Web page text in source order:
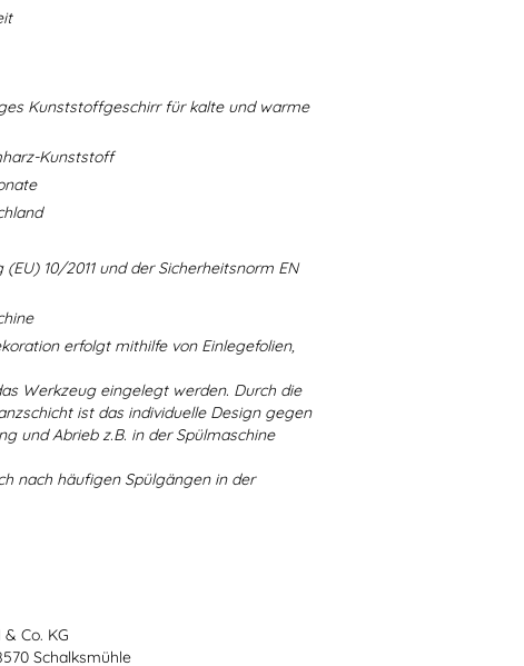
Kunststoffgeschirr für kalte und warme
Kunststoff
10/2011 und der Sicherheitsnorm EN
erfolgt mithilfe von Einlegefolien,
Werkzeug eingelegt werden. Durch die
ist das individuelle Design gegen
und Abrieb z.B. in der Spülmaschine
nach häufigen Spülgängen in der
Co. KG
Schalksmühle